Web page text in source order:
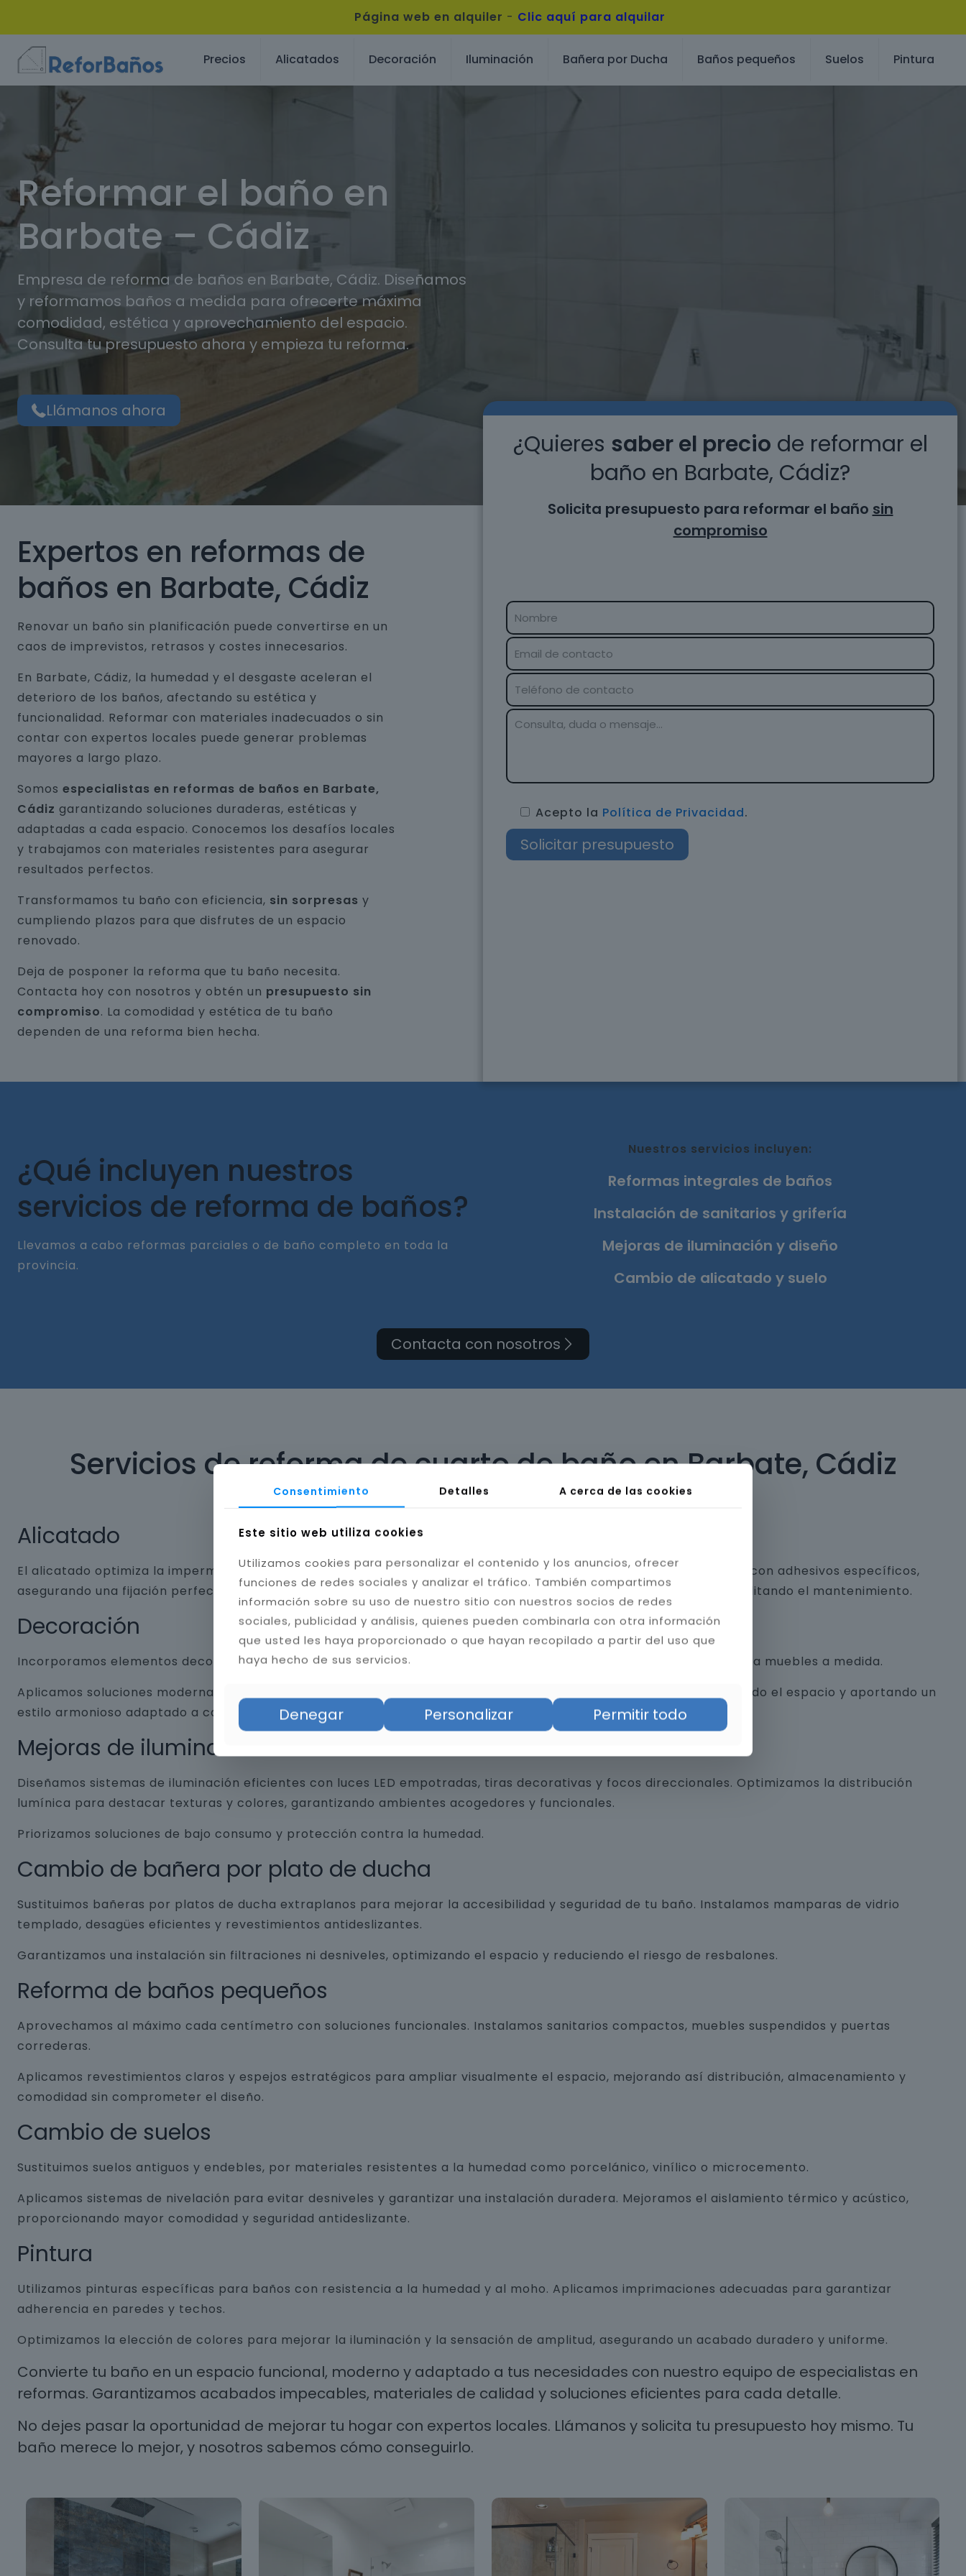
Página web en alquiler - Clic aquí para alquilar
Precios Alicatados Decoración Iluminación Bañera por Ducha Baños pequeños Suelos Pintura
Reformar el baño en
Barbate – Cádiz
Empresa de reforma de baños en Barbate, Cádiz. Diseñamos
y reformamos baños a medida para ofrecerte máxima
comodidad, estética y aprovechamiento del espacio.
Consulta tu presupuesto ahora y empieza tu reforma.
Llámanos ahora
Expertos en reformas de
baños en Barbate, Cádiz
Renovar un baño sin planificación puede convertirse en un
caos de imprevistos, retrasos y costes innecesarios.
En Barbate, Cádiz, la humedad y el desgaste aceleran el
deterioro de los baños, afectando su estética y
funcionalidad. Reformar con materiales inadecuados o sin
contar con expertos locales puede generar problemas
mayores a largo plazo.
Somos especialistas en reformas de baños en Barbate,
Cádiz garantizando soluciones duraderas, estéticas y
adaptadas a cada espacio. Conocemos los desafíos locales
y trabajamos con materiales resistentes para asegurar
resultados perfectos.
Transformamos tu baño con eficiencia, sin sorpresas y
cumpliendo plazos para que disfrutes de un espacio
renovado.
Deja de posponer la reforma que tu baño necesita.
Contacta hoy con nosotros y obtén un presupuesto sin
compromiso. La comodidad y estética de tu baño
dependen de una reforma bien hecha.
¿Quieres saber el precio de reformar el
baño en Barbate, Cádiz?
Solicita presupuesto para reformar el baño sin
compromiso
Acepto la Política de Privacidad.
¿Qué incluyen nuestros
servicios de reforma de baños?
Llevamos a cabo reformas parciales o de baño completo en toda la
provincia.
Nuestros servicios incluyen:
Reformas integrales de baños
Instalación de sanitarios y grifería
Mejoras de iluminación y diseño
Cambio de alicatado y suelo
Contacta con nosotros
Servicios de reforma de cuarto de baño en Barbate, Cádiz
Alicatado
El alicatado optimiza la impermeabilidad y durabilidad del baño. Instalamos cerámica, porcelánico y piedra natural con adhesivos específicos,
asegurando una fijación perfecta. Aplicamos juntas resistentes a la humedad y hongos, mejorando la estética y facilitando el mantenimiento.
Decoración
Incorporamos elementos decorativos que combinan funcionalidad y diseño, desde revestimientos con texturas hasta muebles a medida.
Aplicamos soluciones modernas como nichos empotrados, espejos retroiluminados y grifería minimalista, optimizando el espacio y aportando un
estilo armonioso adaptado a cada baño.
Mejoras de iluminación
Diseñamos sistemas de iluminación eficientes con luces LED empotradas, tiras decorativas y focos direccionales. Optimizamos la distribución
lumínica para destacar texturas y colores, garantizando ambientes acogedores y funcionales.
Priorizamos soluciones de bajo consumo y protección contra la humedad.
Cambio de bañera por plato de ducha
Sustituimos bañeras por platos de ducha extraplanos para mejorar la accesibilidad y seguridad de tu baño. Instalamos mamparas de vidrio
templado, desagües eficientes y revestimientos antideslizantes.
Garantizamos una instalación sin filtraciones ni desniveles, optimizando el espacio y reduciendo el riesgo de resbalones.
Reforma de baños pequeños
Aprovechamos al máximo cada centímetro con soluciones funcionales. Instalamos sanitarios compactos, muebles suspendidos y puertas
correderas.
Aplicamos revestimientos claros y espejos estratégicos para ampliar visualmente el espacio, mejorando así distribución, almacenamiento y
comodidad sin comprometer el diseño.
Cambio de suelos
Sustituimos suelos antiguos y endebles, por materiales resistentes a la humedad como porcelánico, vinílico o microcemento.
Aplicamos sistemas de nivelación para evitar desniveles y garantizar una instalación duradera. Mejoramos el aislamiento térmico y acústico,
proporcionando mayor comodidad y seguridad antideslizante.
Pintura
Utilizamos pinturas específicas para baños con resistencia a la humedad y al moho. Aplicamos imprimaciones adecuadas para garantizar
adherencia en paredes y techos.
Optimizamos la elección de colores para mejorar la iluminación y la sensación de amplitud, asegurando un acabado duradero y uniforme.
Convierte tu baño en un espacio funcional, moderno y adaptado a tus necesidades con nuestro equipo de especialistas en
reformas. Garantizamos acabados impecables, materiales de calidad y soluciones eficientes para cada detalle.
No dejes pasar la oportunidad de mejorar tu hogar con expertos locales. Llámanos y solicita tu presupuesto hoy mismo. Tu
baño merece lo mejor, y nosotros sabemos cómo conseguirlo.
Consentimiento Detalles A cerca de las cookies
Este sitio web utiliza cookies
Utilizamos cookies para personalizar el contenido y los anuncios, ofrecer
funciones de redes sociales y analizar el tráfico. También compartimos
información sobre su uso de nuestro sitio con nuestros socios de redes
sociales, publicidad y análisis, quienes pueden combinarla con otra información
que usted les haya proporcionado o que hayan recopilado a partir del uso que
haya hecho de sus servicios.
Denegar Personalizar Permitir todo